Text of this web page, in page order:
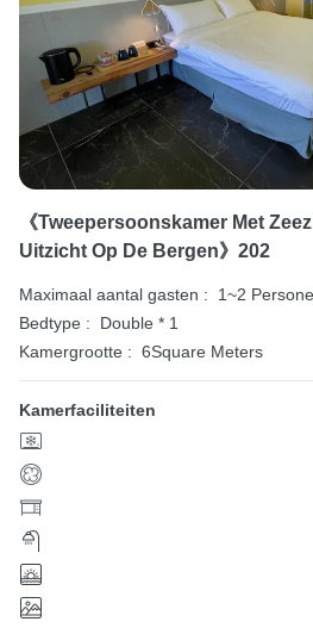
《Tweepersoonskamer Met
Uitzicht Op De Bergen》202
Maximaal aantal gasten :
1~2
Bedtype :
Double * 1
Kamergrootte : 6Square Meters
Kamerfaciliteiten